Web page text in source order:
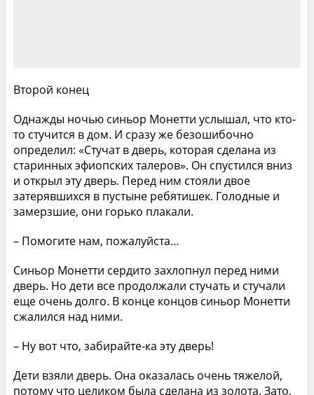
Второй конец
Однажды ночью синьор Монетти услышал, что кто-
то стучится в дом. И сразу же безошибочно
определил: «Стучат в дверь, которая сделана из
старинных эфиопских талеров». Он спустился вниз
и открыл эту дверь. Перед ним стояли двое
затерявшихся в пустыне ребятишек. Голодные и
замерзшие, они горько плакали.
– Помогите нам, пожалуйста…
Синьор Монетти сердито захлопнул перед ними
дверь. Но дети все продолжали стучать и стучали
еще очень долго. В конце концов синьор Монетти
сжалился над ними.
– Ну вот что, забирайте-ка эту дверь!
Дети взяли дверь. Она оказалась очень тяжелой,
потому что целиком была сделана из золота. Зато,